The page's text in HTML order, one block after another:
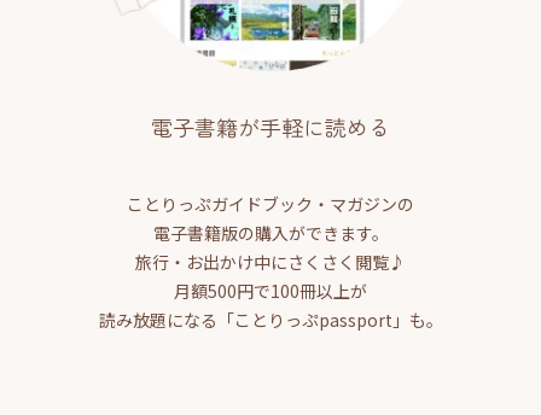
電子書籍が手軽に読める
ことりっぷガイドブック・マガジンの
電子書籍版の購入ができます。
旅行・お出かけ中にさくさく閲覧♪
月額500円で100冊以上が
読み放題になる「ことりっぷpassport」も。